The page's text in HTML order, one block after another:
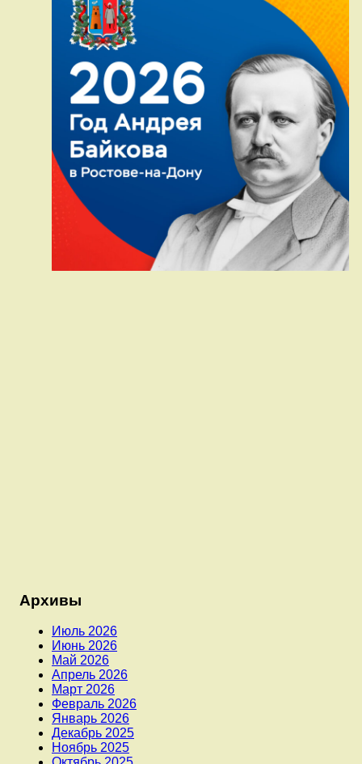
Архивы
Июль 2026
Июнь 2026
Май 2026
Апрель 2026
Март 2026
Февраль 2026
Январь 2026
Декабрь 2025
Ноябрь 2025